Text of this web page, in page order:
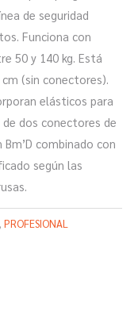
de seguridad
Funciona con
50 y 140 kg. Está
(sin conectores).
elásticos para
dos conectores de
combinado con
según las
, PROFESIONAL